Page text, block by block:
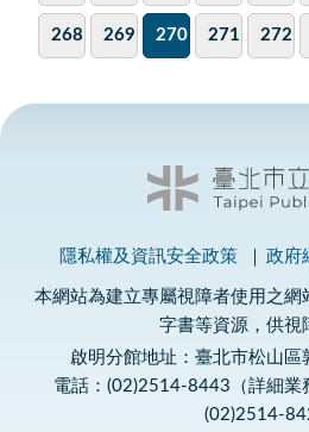
268 269 270 271 272
隱私權及資訊安全政策 政府
本網站為建立專屬視障者使用之
字書等資源，供視
啟明分館地址：臺北市松山
電話：(02)2514-8443（詳細業
(02)2514-